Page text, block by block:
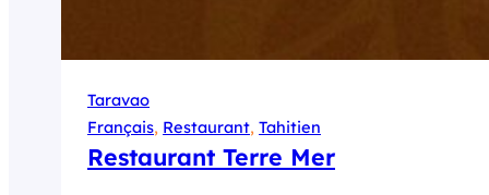
Taravao
Français, Restaurant, Tahitien
Restaurant Terre Mer